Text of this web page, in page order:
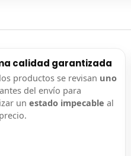
calidad garantizada
productos se revisan uno
del envío para
un estado impecable al